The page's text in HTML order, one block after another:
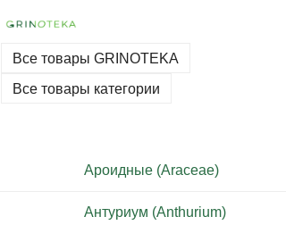
Все товары GRINOTEKA
Все товары категории
Ароидные (Araceae)
Антуриум (Anthurium)